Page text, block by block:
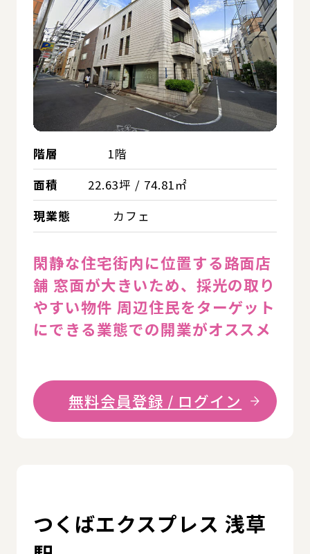
階層
1階
面積
22.63坪 / 74.81㎡
現業態
カフェ
閑静な住宅街内に位置する路面店
舗 窓面が大きいため、採光の取り
やすい物件 周辺住民をターゲット
にできる業態での開業がオススメ
無料会員登録 / ログイン
つくばエクスプレス 浅草